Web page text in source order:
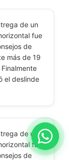
de un
fue
de
más de 19
el deslinde
de un
fue
de